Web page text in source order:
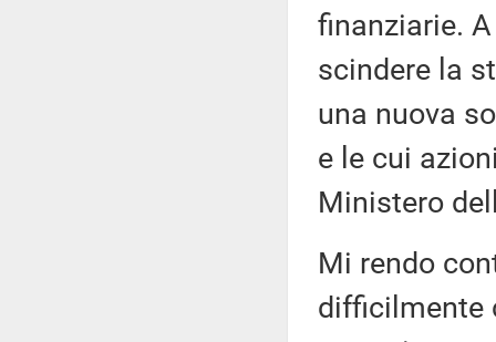
finanziarie.
scindere la
una nuova
e le cui
Ministero
Mi rendo
difficilmente